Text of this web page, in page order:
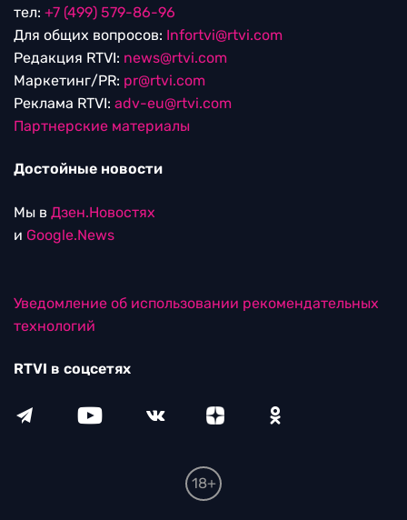
тел: +7 (499) 579-86-96
Для общих вопросов: Infortvi@rtvi.com
Редакция RTVI: news@rtvi.com
Маркетинг/PR: pr@rtvi.com
Реклама RTVI: adv-eu@rtvi.com
Партнерские материалы
Достойные новости
Мы в Дзен.Новостях
и Google.News
Уведомление об использовании рекомендательных
технологий
RTVI в соцсетях
18+